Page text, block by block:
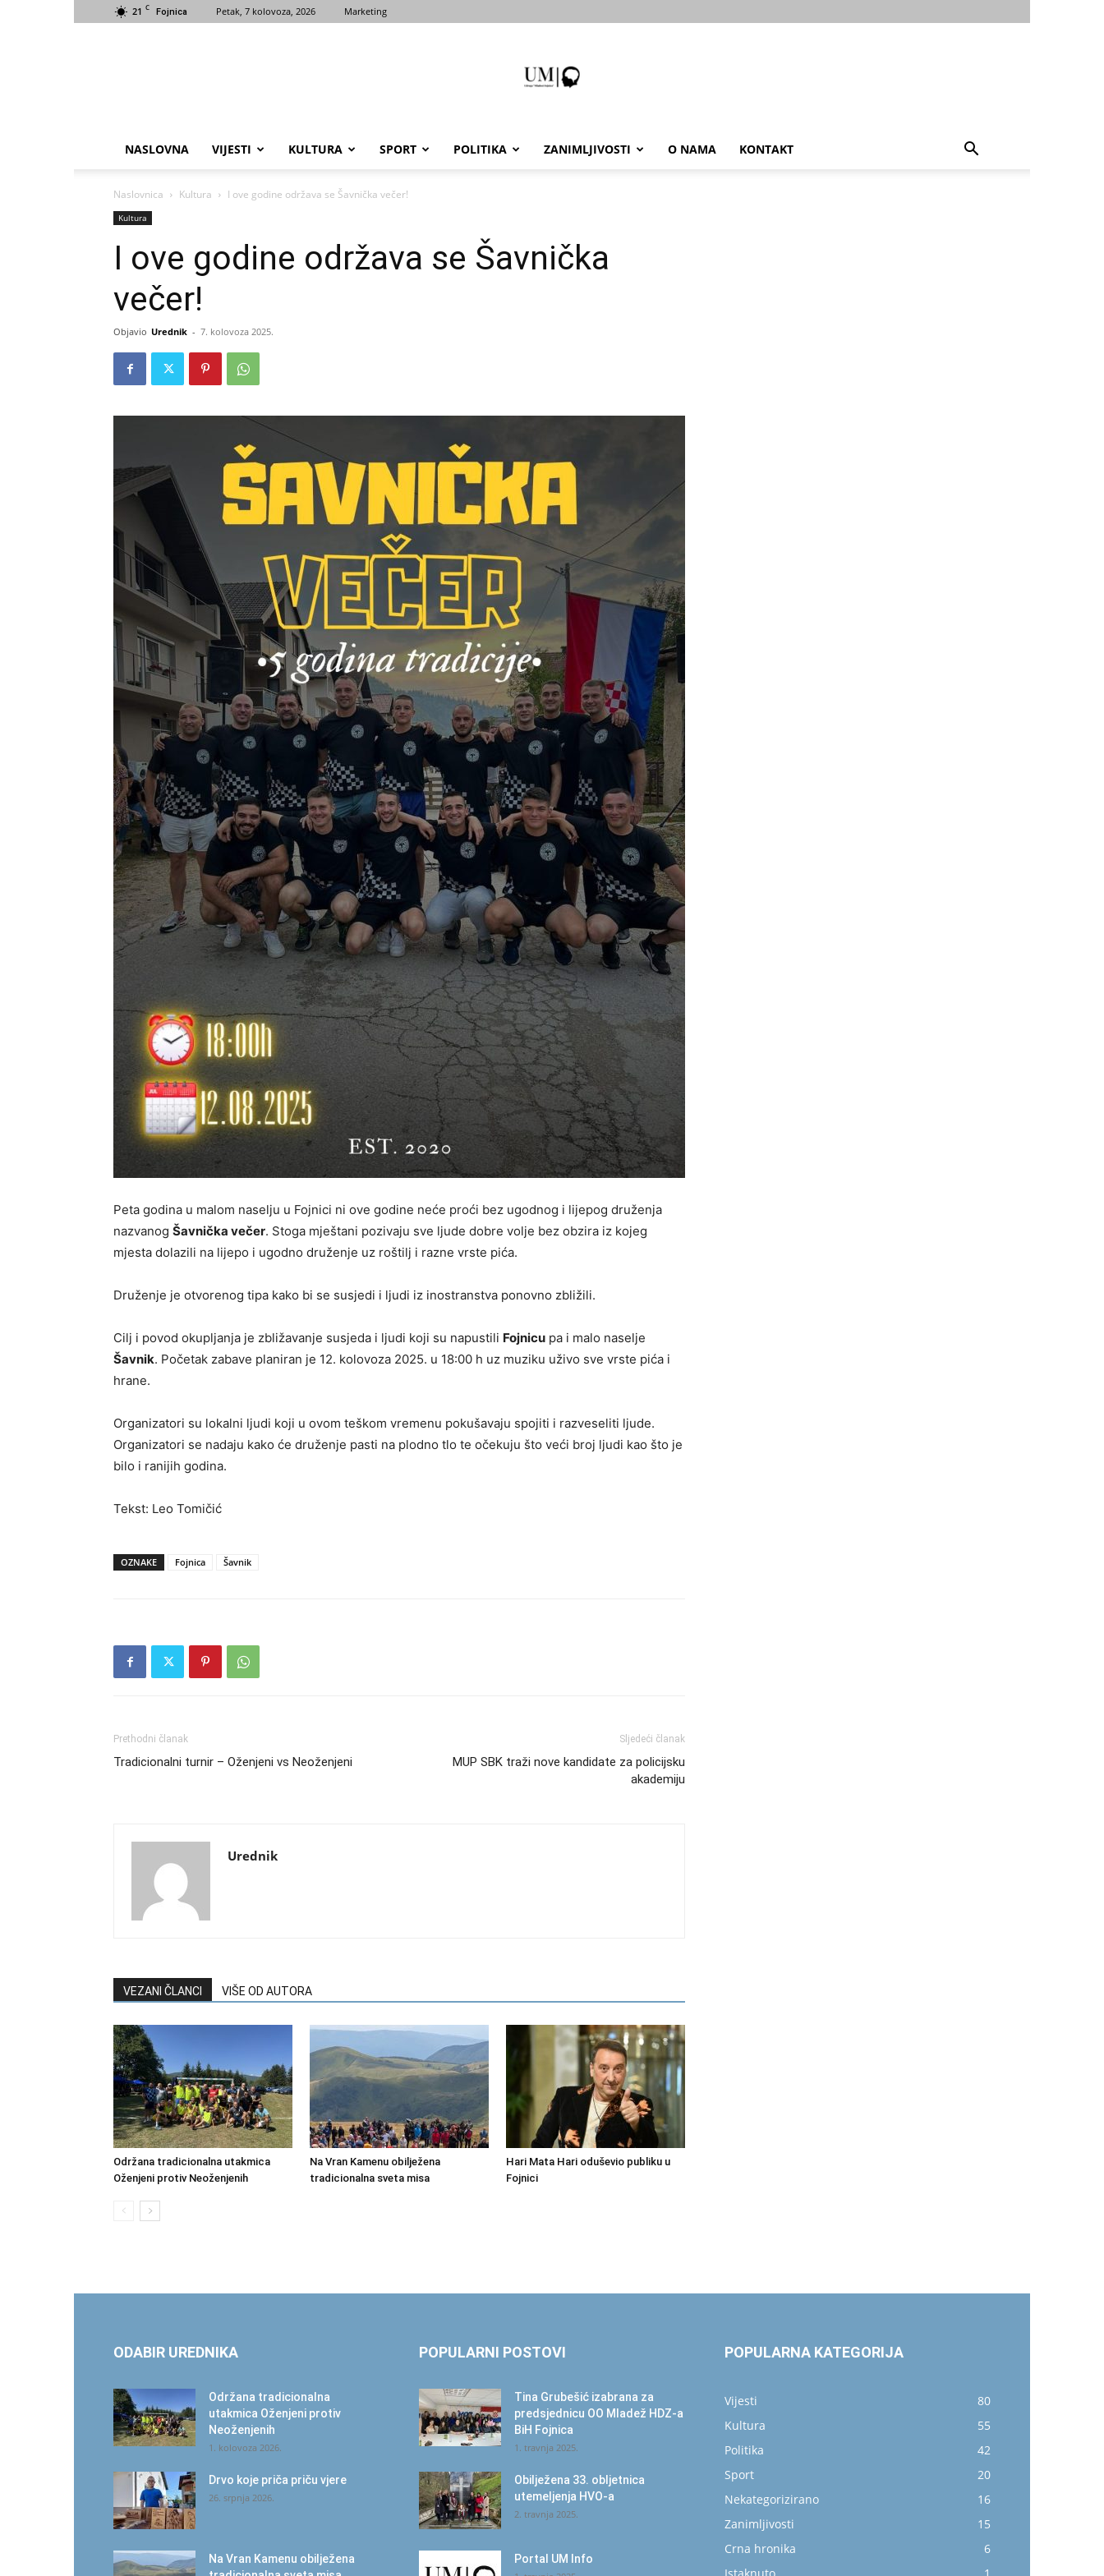
21 C Fojnica Petak, 7 kolovoza, 2026 Marketing
um-
NASLOVNA VIJESTI KULTURA SPORT POLITIKA ZANIMLJIVOSTI O NAMA KONTAKT
Naslovnica Kultura I ove godine održava se Šavnička večer!
Kultura
I ove godine održava se Šavnička
večer!
Objavio Urednik - 7. kolovoza 2025.
Peta godina u malom naselju u Fojnici ni ove godine neće proći bez ugodnog i lijepog druženja
nazvanog Šavnička večer. Stoga mještani pozivaju sve ljude dobre volje bez obzira iz kojeg
mjesta dolazili na lijepo i ugodno druženje uz roštilj i razne vrste pića.
Druženje je otvorenog tipa kako bi se susjedi i ljudi iz inostranstva ponovno zbližili.
Cilj i povod okupljanja je zbližavanje susjeda i ljudi koji su napustili Fojnicu pa i malo naselje
Šavnik. Početak zabave planiran je 12. kolovoza 2025. u 18:00 h uz muziku uživo sve vrste pića i
hrane.
Organizatori su lokalni ljudi koji u ovom teškom vremenu pokušavaju spojiti i razveseliti ljude.
Organizatori se nadaju kako će druženje pasti na plodno tlo te očekuju što veći broj ljudi kao što je
bilo i ranijih godina.
Tekst: Leo Tomičić
OZNAKE Fojnica Šavnik
Prethodni članak
Tradicionalni turnir – Oženjeni vs Neoženjeni
Sljedeći članak
MUP SBK traži nove kandidate za policijsku
akademiju
Urednik
VEZANI ČLANCI VIŠE OD AUTORA
Održana tradicionalna utakmica
Oženjeni protiv Neoženjenih
Na Vran Kamenu obilježena
tradicionalna sveta misa
Hari Mata Hari oduševio publiku u
Fojnici
ODABIR UREDNIKA
Održana tradicionalna
utakmica Oženjeni protiv
Neoženjenih
1. kolovoza 2026.
Drvo koje priča priču vjere
26. srpnja 2026.
Na Vran Kamenu obilježena
POPULARNI POSTOVI
Tina Grubešić izabrana za
predsjednicu OO Mladež HDZ-a
BiH Fojnica
1. travnja 2025.
Obilježena 33. obljetnica
utemeljenja HVO-a
2. travnja 2025.
Portal UM Info
POPULARNA KATEGORIJA
Vijesti
80
Kultura
55
Politika
42
Sport
20
Nekategorizirano
16
Zanimljivosti
15
Crna hronika
6